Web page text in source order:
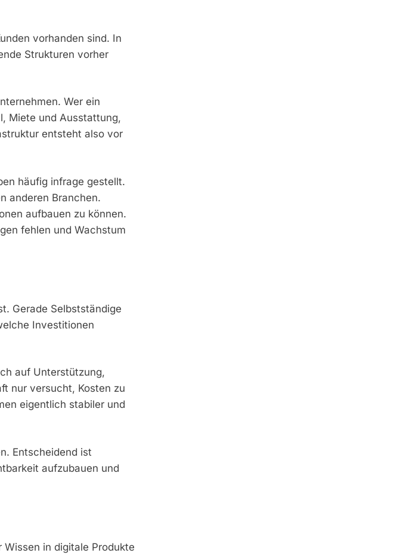
vorhanden sind. In
Strukturen vorher
Wer ein
Miete und Ausstattung,
entsteht also vor
häufig infrage gestellt.
anderen Branchen.
aufbauen zu können.
fehlen und Wachstum
Gerade Selbstständige
Investitionen
auf Unterstützung,
nur versucht, Kosten zu
eigentlich stabiler und
Entscheidend ist
aufzubauen und
in digitale Produkte